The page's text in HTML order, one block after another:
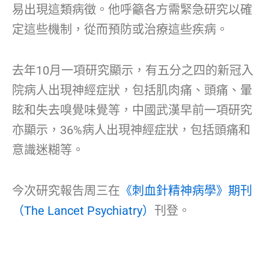
易出現這類病徵。他呼籲各方需緊急研究以確
定這些機制，從而預防或治療這些疾病。
去年10月一項研究顯示，有五分之四的新冠入
院病人出現神經症狀，包括肌肉痛、頭痛、暈
眩和失去嗅覺味覺等，中國武漢早前一項研究
亦顯示，36%病人出現神經症狀，包括頭痛和
意識迷糊等。
今次研究報告周三在 《刺血針精神病學》期刊
（The Lancet Psychiatry） 刊登。